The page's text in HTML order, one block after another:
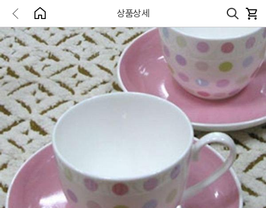
상품상세